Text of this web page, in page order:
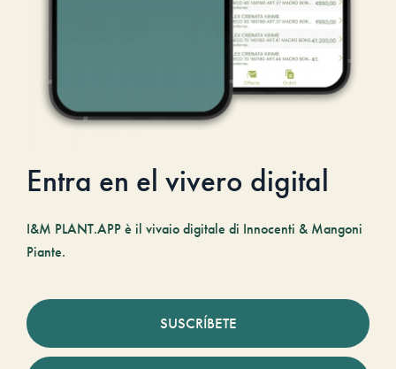
Entra en el vivero digital
I&M PLANT.APP è il vivaio digitale di Innocenti & Mangoni
Piante.
SUSCRÍBETE